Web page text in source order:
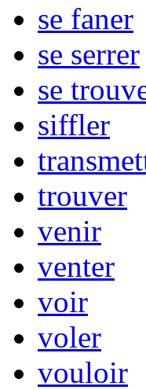
se faner
se serrer
se
siffler
trouver
venir
venter
voir
voler
vouloir